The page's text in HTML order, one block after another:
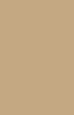
avec du
aucun terpène